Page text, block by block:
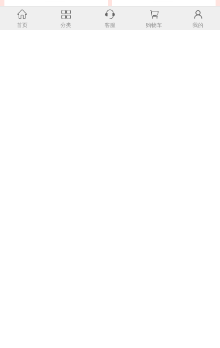
新西兰原产PITTER PATTER婴儿
鞋防滑宝宝鞋软底学步鞋
新西兰原产PITTER PATTER婴儿
鞋防滑宝宝鞋软底学步鞋
首页 分类 客服 购物车 我的